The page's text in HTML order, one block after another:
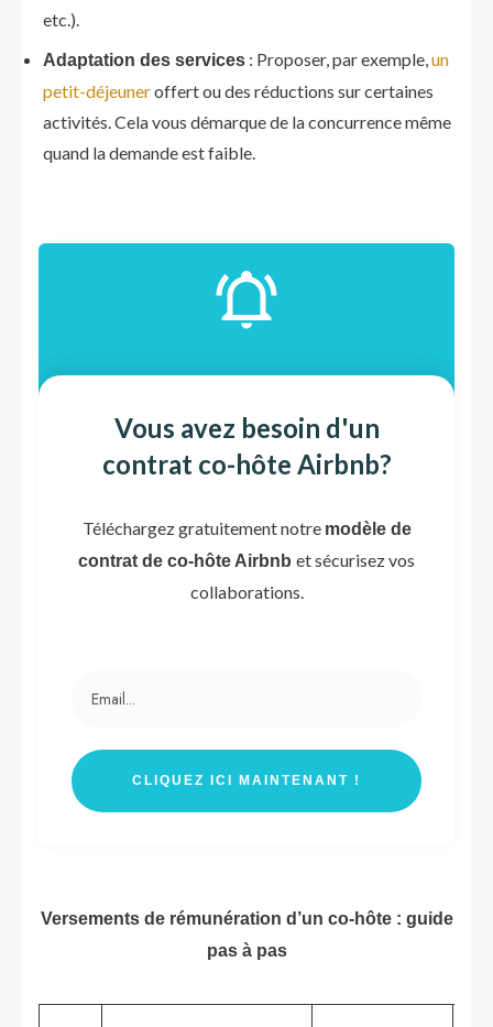
etc.).
Adaptation des services : Proposer, par exemple,un
petit-déjeuneroffert ou des réductions sur certaines
activités. Cela vous démarque de la concurrence même
quand la demande est faible.
Vous avez besoin d'un
contrat co-hôte Airbnb?
Téléchargezgratuitement notre modèle de
contrat de co-hôte Airbnb et sécurisez vos
collaborations.
CLIQUEZ ICI MAINTENANT !
Versements de rémunération d’un co-hôte : guide
pas à pas